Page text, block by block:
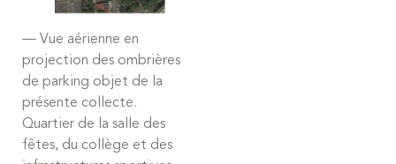
Vue aérienne en
projection des ombrières
de parking objet de la
présente collecte.
Quartier de la salle des
fêtes, du collège et des